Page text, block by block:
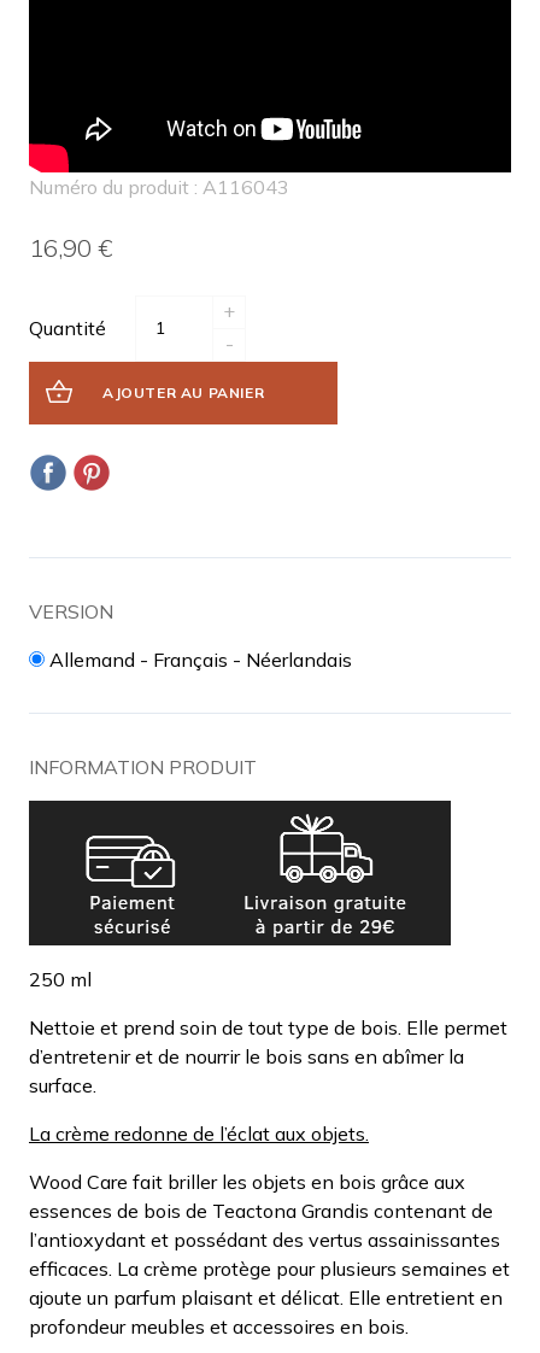
Numéro du produit : A116043
16,90 €
Quantité
+
-
AJOUTER AU PANIER
VERSION
Allemand - Français - Néerlandais
INFORMATION PRODUIT
250 ml
Nettoie et prend soin de tout type de bois. Elle permet
d’entretenir et de nourrir le bois sans en abîmer la
surface.
La crème redonne de l’éclat aux objets.
Wood Care fait briller les objets en bois grâce aux
essences de bois de Teactona Grandis contenant de
l’antioxydant et possédant des vertus assainissantes
efficaces. La crème protège pour plusieurs semaines et
ajoute un parfum plaisant et délicat. Elle entretient en
profondeur meubles et accessoires en bois.